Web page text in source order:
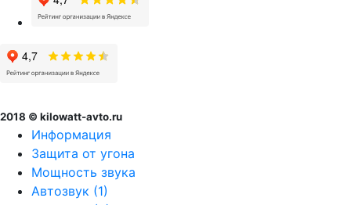
2018 © kilowatt-avto.ru
Информация
Защита от угона
Мощность звука
Автозвук (1)